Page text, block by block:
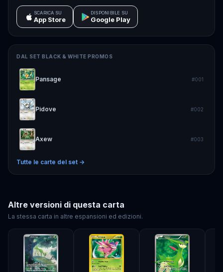
SCARICA SU
App Store
DISPONIBILE SU
Google Play
DAL SET BLACK & WHITE PROMOS
Pansage #001
Pidove #002
Axew #003
Tutte le carte del set →
Altre versioni di questa carta
La stessa carta in altre espansioni ed edizioni.